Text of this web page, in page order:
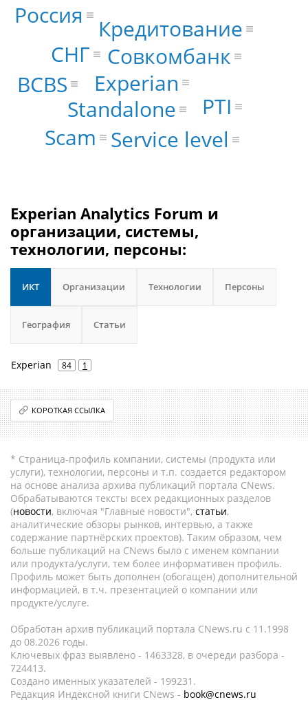
Experian
Совкомбанк
Standalone
Кредитование
Scam Service level
СНГ
Россия
PTI
BCBS
Experian Analytics Forum и
организации, системы,
технологии, персоны:
ИКТ Организации Технологии Персоны
География Статьи
Experian 84 1
КОРОТКАЯ ССЫЛКА
* Страница-профиль компании, системы (продукта или
услуги), технологии, персоны и т.п. создается редактором
на основе анализа архива публикаций портала CNews.
Обрабатываются тексты всех редакционных разделов
(новости, включая "Главные новости", статьи,
аналитические обзоры рынков, интервью, а также
содержание партнёрских проектов). Таким образом, чем
больше публикаций на CNews было с именем компании
или продукта/услуги, тем более информативен профиль.
Профиль может быть дополнен (обогащен) дополнительной
информацией, в т.ч. презентацией о компании или
продукте/услуге.
Обработан архив публикаций портала CNews.ru c 11.1998
до 08.2026 годы.
Ключевых фраз выявлено - 1463328, в очереди разбора -
724413.
Создано именных указателей - 199231.
Редакция Индексной книги CNews - book@cnews.ru